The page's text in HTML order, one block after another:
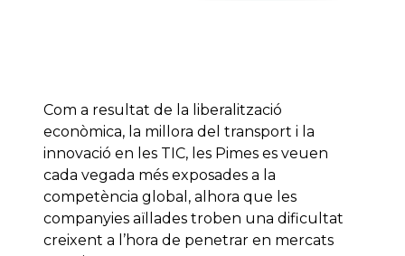
Com a resultat de la liberalització
econòmica, la millora del transport i la
innovació en les TIC, les Pimes es veuen
cada vegada més exposades a la
competència global, alhora que les
companyies aïllades troben una dificultat
creixent a l’hora de penetrar en mercats